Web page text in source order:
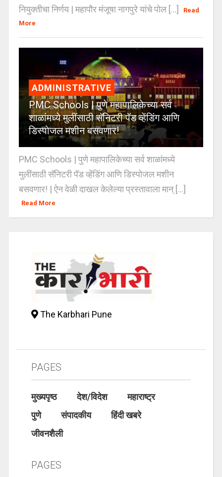
नियुक्तीचा निर्णय | महापौर मंजूषा नागपुरे यांचे पोल [...]
Read
More
ADMINISTRATIVE
PMC Schools | पुणे महापालिकेच्या सर्व
शाळांमध्ये मुलींसाठी सॅनिटरी पॅड व्हेंडिंग आणि
डिस्पोजल मशीन बसवणार!
PMC Schools | पुणे महापालिकेच्या सर्व शाळांमध्ये
मुलींसाठी सॅनिटरी पॅड व्हेंडिंग आणि डिस्पोजल मशीन
बसवणार! | ऐन वेळी दाखल केलेल्या प्रस्तावाला मान् [...]
Read More
The Karbhari Pune
PAGES
मुख्यपृष्ठ देश/विदेश
महाराष्ट्र
पुणे
संपादकीय
हिंदी खबरे
जीवनशैली
PAGES